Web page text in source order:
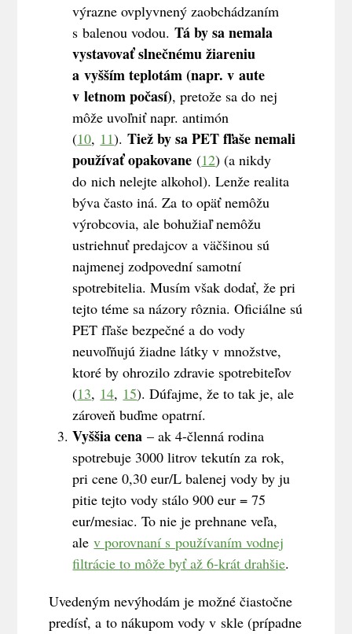
výrazne ovplyvnený zaobchádzaním
s balenou vodou.Tá by sa nemala
vystavovať slnečnému žiareniu
a vyšším teplotám (napr. v aute
v letnom počasí), pretože sa do nej
môže uvoľniť napr. antimón
(10, 11).Tiež by sa PET fľaše nemali
používať opakovane (12) (a nikdy
do nich nelejte alkohol). Lenže realita
býva často iná. Za to opäť nemôžu
výrobcovia, ale bohužiaľ nemôžu
ustriehnuť predajcov a väčšinou sú
najmenej zodpovední samotní
spotrebitelia. Musím však dodať, že pri
tejto téme sa názory rôznia. Oficiálne sú
PET fľaše bezpečné a do vody
neuvoľňujú žiadne látky v množstve,
ktoré by ohrozilo zdravie spotrebiteľov
(13, 14, 15). Dúfajme, že to tak je, ale
zároveň buďme opatrní.
Vyššia cena – ak 4-členná rodina
spotrebuje 3000 litrov tekutín za rok,
pri cene 0,30 eur/L balenej vody by ju
pitie tejto vody stálo 900 eur = 75
eur/mesiac. To nie je prehnane veľa,
alev porovnaní s používaním vodnej
filtrácie to môže byť až 6-krát drahšie.
Uvedeným nevýhodám je možné čiastočne
predísť, a to nákupom vody v skle (prípadne